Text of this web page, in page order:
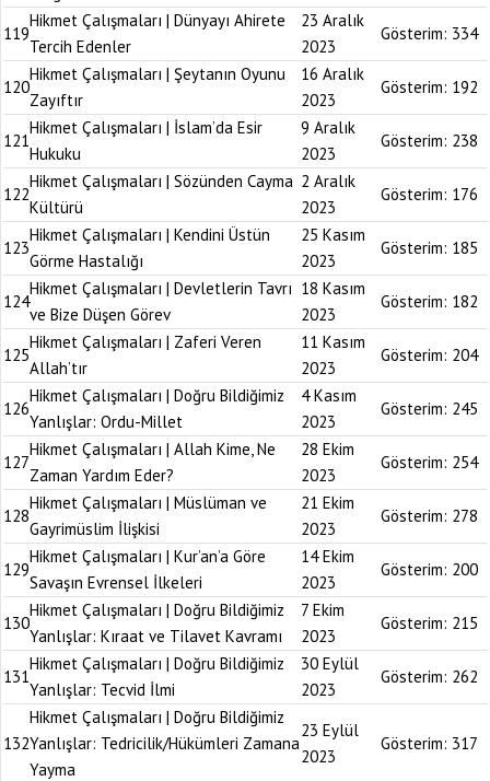
119
Hikmet Çalışmaları | Dünyayı Ahirete
Tercih Edenler
23 Aralık
2023
Gösterim: 334
120
Hikmet Çalışmaları | Şeytanın Oyunu
Zayıftır
16 Aralık
2023
Gösterim: 192
121
Hikmet Çalışmaları | İslam’da Esir
Hukuku
9 Aralık
2023
Gösterim: 238
122
Hikmet Çalışmaları | Sözünden Cayma
Kültürü
2 Aralık
2023
Gösterim: 176
123
Hikmet Çalışmaları | Kendini Üstün
Görme Hastalığı
25 Kasım
2023
Gösterim: 185
124
Hikmet Çalışmaları | Devletlerin Tavrı
ve Bize Düşen Görev
18 Kasım
2023
Gösterim: 182
125
Hikmet Çalışmaları | Zaferi Veren
Allah’tır
11 Kasım
2023
Gösterim: 204
126
Hikmet Çalışmaları | Doğru Bildiğimiz
Yanlışlar: Ordu-Millet
4 Kasım
2023
Gösterim: 245
127
Hikmet Çalışmaları | Allah Kime, Ne
Zaman Yardım Eder?
28 Ekim
2023
Gösterim: 254
128
Hikmet Çalışmaları | Müslüman ve
Gayrimüslim İlişkisi
21 Ekim
2023
Gösterim: 278
129
Hikmet Çalışmaları | Kur’an’a Göre
Savaşın Evrensel İlkeleri
14 Ekim
2023
Gösterim: 200
130
Hikmet Çalışmaları | Doğru Bildiğimiz
Yanlışlar: Kıraat ve Tilavet Kavramı
7 Ekim
2023
Gösterim: 215
131
Hikmet Çalışmaları | Doğru Bildiğimiz
Yanlışlar: Tecvid İlmi
30 Eylül
2023
Gösterim: 262
132
Hikmet Çalışmaları | Doğru Bildiğimiz
Yanlışlar: Tedricilik/Hükümleri Zamana
Yayma
23 Eylül
2023
Gösterim: 317